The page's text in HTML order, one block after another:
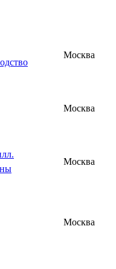
Москва
Москва
Москва
Москва